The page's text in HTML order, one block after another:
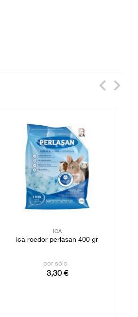
ICA
ica roedor perlasan 400 gr
por sólo
3,30 €